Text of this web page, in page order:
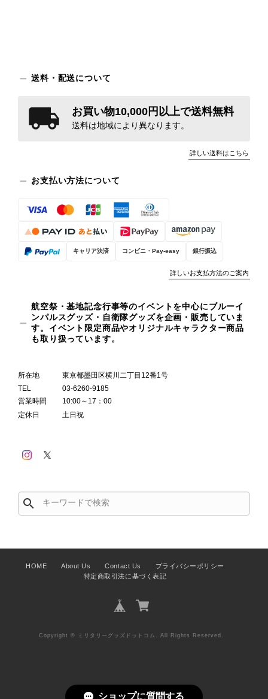
送料・配送について
お買い物10,000円以上で送料無料
送料は地域により異なります。
詳しい送料はこちら
お支払い方法について
キャリア決済 コンビニ・Pay-easy 銀行振込
詳しいお支払方法のご案内
航空祭・基地記念行事等のイベントを中心にブルーイ
ンパルスグッズ・自衛隊グッズを企画・販売していま
す。イベント限定商品やオリジナルキャラクター商品
も取り扱っています。
所在地
東京都墨田区横川二丁目12番1号
TEL
03-6260-9185
営業時間
10:00～17：00
定休日
土日祝
search
HOME About Us Contact Us
プライバシーポリシー
特定商取引法に基づく表記
Copyright © ミリタリーグッズドットコム. All Rights Reserved.
ショップに質問する